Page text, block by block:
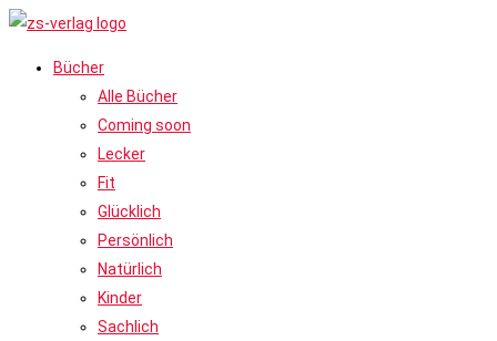
Bücher
Alle Bücher
Coming soon
Lecker
Fit
Glücklich
Persönlich
Natürlich
Kinder
Sachlich